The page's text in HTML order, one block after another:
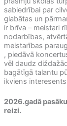
sabiedrībai par
glabātas un
ir brīva – meistari
nodarbības,
meistarības
, piedāvā
vēl daudz
bagātīgā talantu
ikviens
2026.gadā
reizi.